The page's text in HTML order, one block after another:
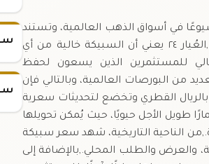
شيوعًا في أسواق الذهب العالمية، وتستند
إلى معيار الوزن الدولي (troy ounce) ما يعادل ٣١.١ جرام من الذهب الخالص.,العُيار ٢٤ يعني أن السبيكة خالية من أي
ما يجعلها الخيار المثالي للمستثمرين الذين يسعون لحفظ
في العديد من البورصات العالمية، وبالتالي فإن
القطري وتخضع لتحديثات سعرية
طويل الأجل حيويًا، حيث يُمكن تحويلها
الناحية التاريخية، شهد سعر سبيكة
والعرض والطلب المحلي.,بالإضافة إلى